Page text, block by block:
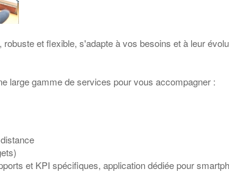
, robuste et flexible, s'adapte à vos besoins et à leur
large gamme de services pour vous accompagner :
et KPI spécifiques, application dédiée pour